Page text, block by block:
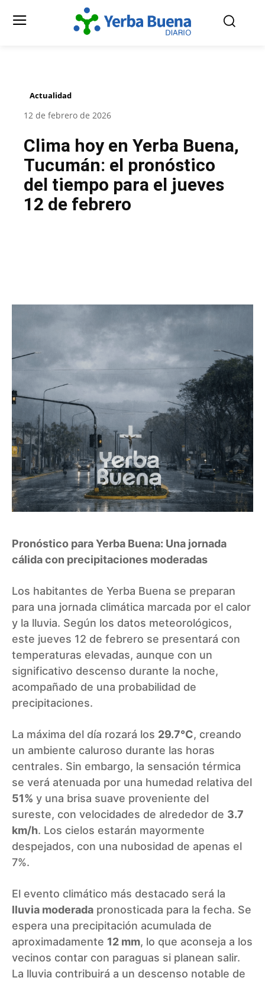
Actualidad
12 de febrero de 2026
Clima hoy en Yerba Buena,
Tucumán: el pronóstico
del tiempo para el jueves
12 de febrero
Pronóstico para Yerba Buena: Una jornada
cálida con precipitaciones moderadas
Los habitantes de Yerba Buena se preparan
para una jornada climática marcada por el calor
y la lluvia. Según los datos meteorológicos,
este jueves 12 de febrero se presentará con
temperaturas elevadas, aunque con un
significativo descenso durante la noche,
acompañado de una probabilidad de
precipitaciones.
La máxima del día rozará los 29.7°C, creando
un ambiente caluroso durante las horas
centrales. Sin embargo, la sensación térmica
se verá atenuada por una humedad relativa del
51% y una brisa suave proveniente del
sureste, con velocidades de alrededor de 3.7
km/h. Los cielos estarán mayormente
despejados, con una nubosidad de apenas el
7%.
El evento climático más destacado será la
lluvia moderada pronosticada para la fecha. Se
espera una precipitación acumulada de
aproximadamente 12 mm, lo que aconseja a los
vecinos contar con paraguas si planean salir.
La lluvia contribuirá a un descenso notable de